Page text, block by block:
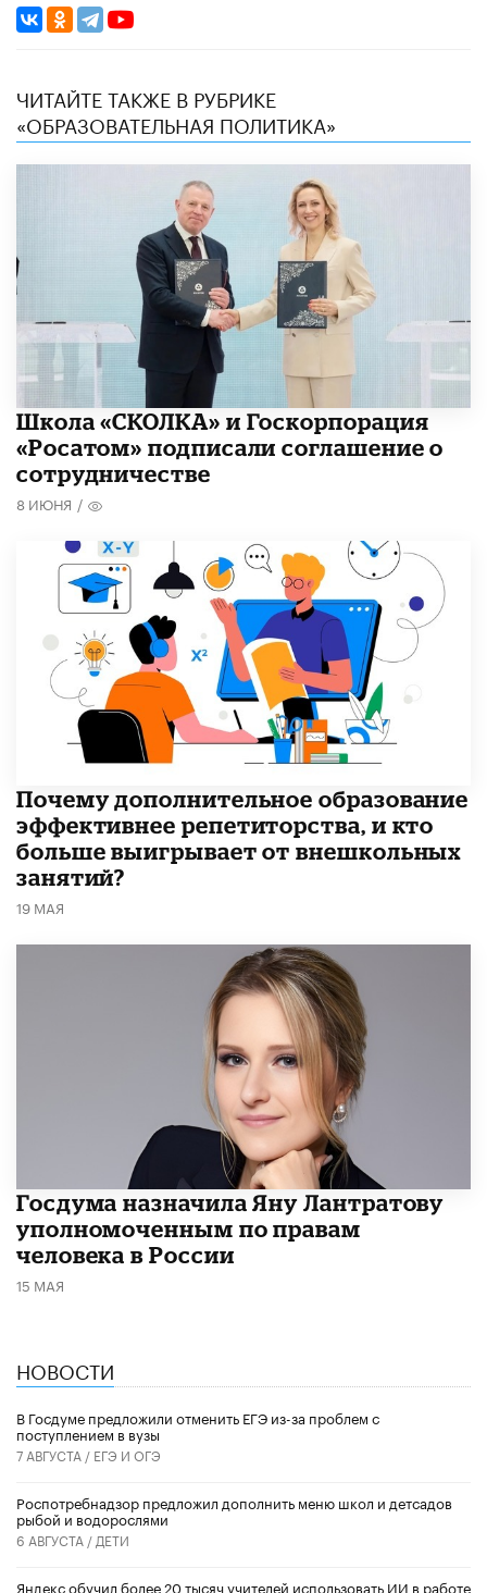
ЧИТАЙТЕ ТАКЖЕ В РУБРИКЕ
«ОБРАЗОВАТЕЛЬНАЯ ПОЛИТИКА»
Школа «СКОЛКА» и Госкорпорация
«Росатом» подписали соглашение о
сотрудничестве
8 ИЮНЯ /
​Почему дополнительное образование
эффективнее репетиторства, и кто
больше выигрывает от внешкольных
занятий?
19 МАЯ
Госдума назначила Яну Лантратову
уполномоченным по правам
человека в России
15 МАЯ
НОВОСТИ
В Госдуме предложили отменить ЕГЭ из-за проблем с
поступлением в вузы
7 АВГУСТА / ЕГЭ И ОГЭ
Роспотребнадзор предложил дополнить меню школ и детсадов
рыбой и водорослями
6 АВГУСТА / ДЕТИ
​Яндекс обучил более 20 тысяч учителей использовать ИИ в работе